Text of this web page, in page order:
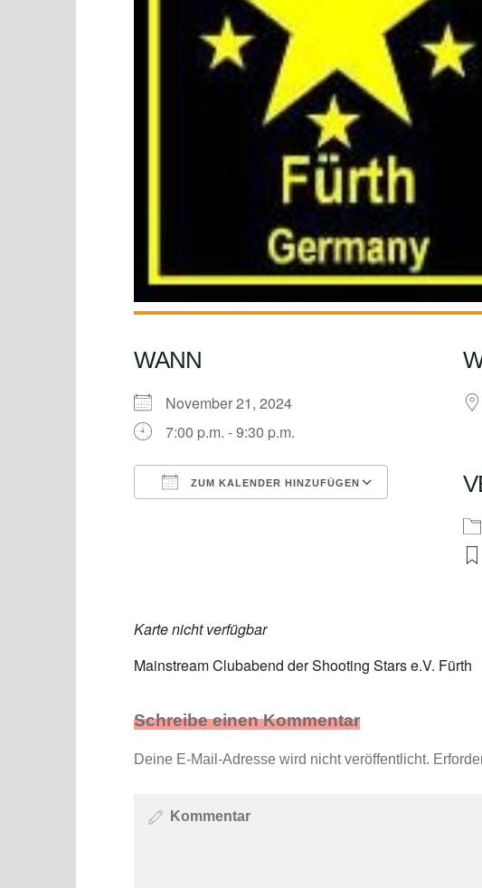
WANN
November 21, 2024
7:00 p.m. - 9:30 p.m.
ZUM KALENDER HINZUFÜGEN
Google
Karte nicht verfügbar
Mainstream Clubabend der Shooting Stars e.V. Fürth
Schreibe einen Kommentar
Deine E-Mail-Adresse wird nicht veröffentlicht.